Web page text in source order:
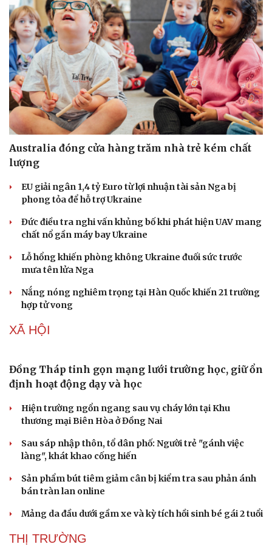
Doanh nghiệp
Thông tin doanh nghiệp
Doanh nghiệp 24h
Doanh nhân
Vì cộng đồng
Công nghệ
Tin Công nghệ
Trải nghiệm
20/9
Lối đi đột phá nào để phát triển kinh tế biển ba chiều?
Đâu là nút thắt hiện thực hóa tham vọng công nghệ bán
dẫn Việt Nam?
Công nghệ số thành “nam châm” hút dòng vốn FDI chất
lượng cao
THẾ GIỚI
Australia đóng cửa hàng trăm nhà trẻ kém chất
lượng
EU giải ngân 1,4 tỷ Euro từ lợi nhuận tài sản Nga bị
Đức điều tra nghi vấn khủng bố khi phát hiện UAV mang
chất nổ gần máy bay Ukraine
Lỗ hổng khiến phòng không Ukraine đuối sức trước
mưa tên lửa Nga
Nắng nóng nghiêm trọng tại Hàn Quốc khiến 21 trường
hợp tử vong
XÃ HỘI